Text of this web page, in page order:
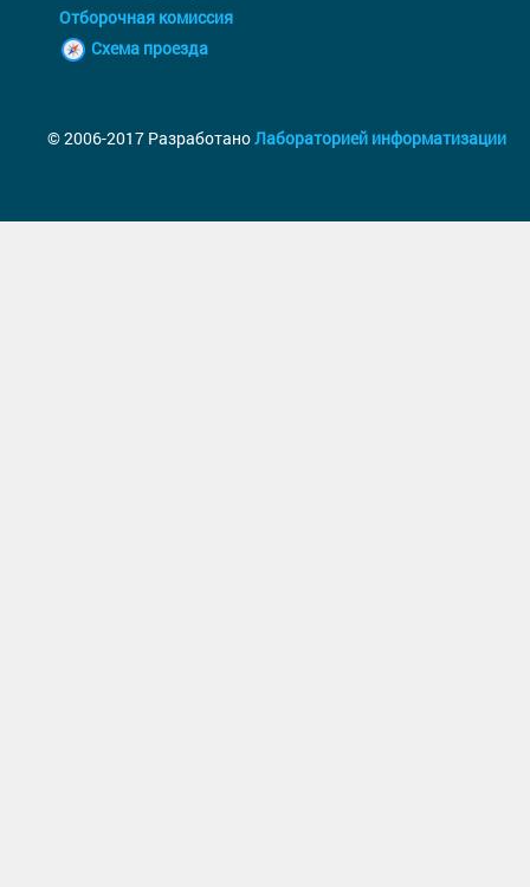
Отборочная комиссия
Схема проезда
© 2006-2017 РазработаноЛабораторией информатизации